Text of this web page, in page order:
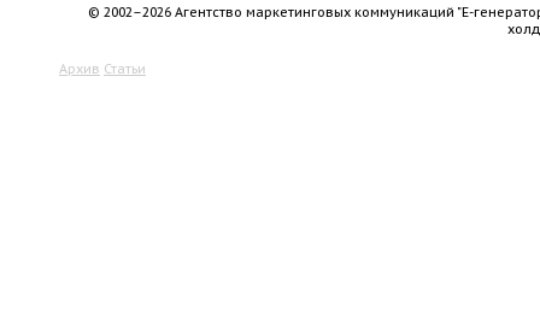
© 2002–2026 Агентство маркетинговых коммуникаций "Е-
Архив Статьи